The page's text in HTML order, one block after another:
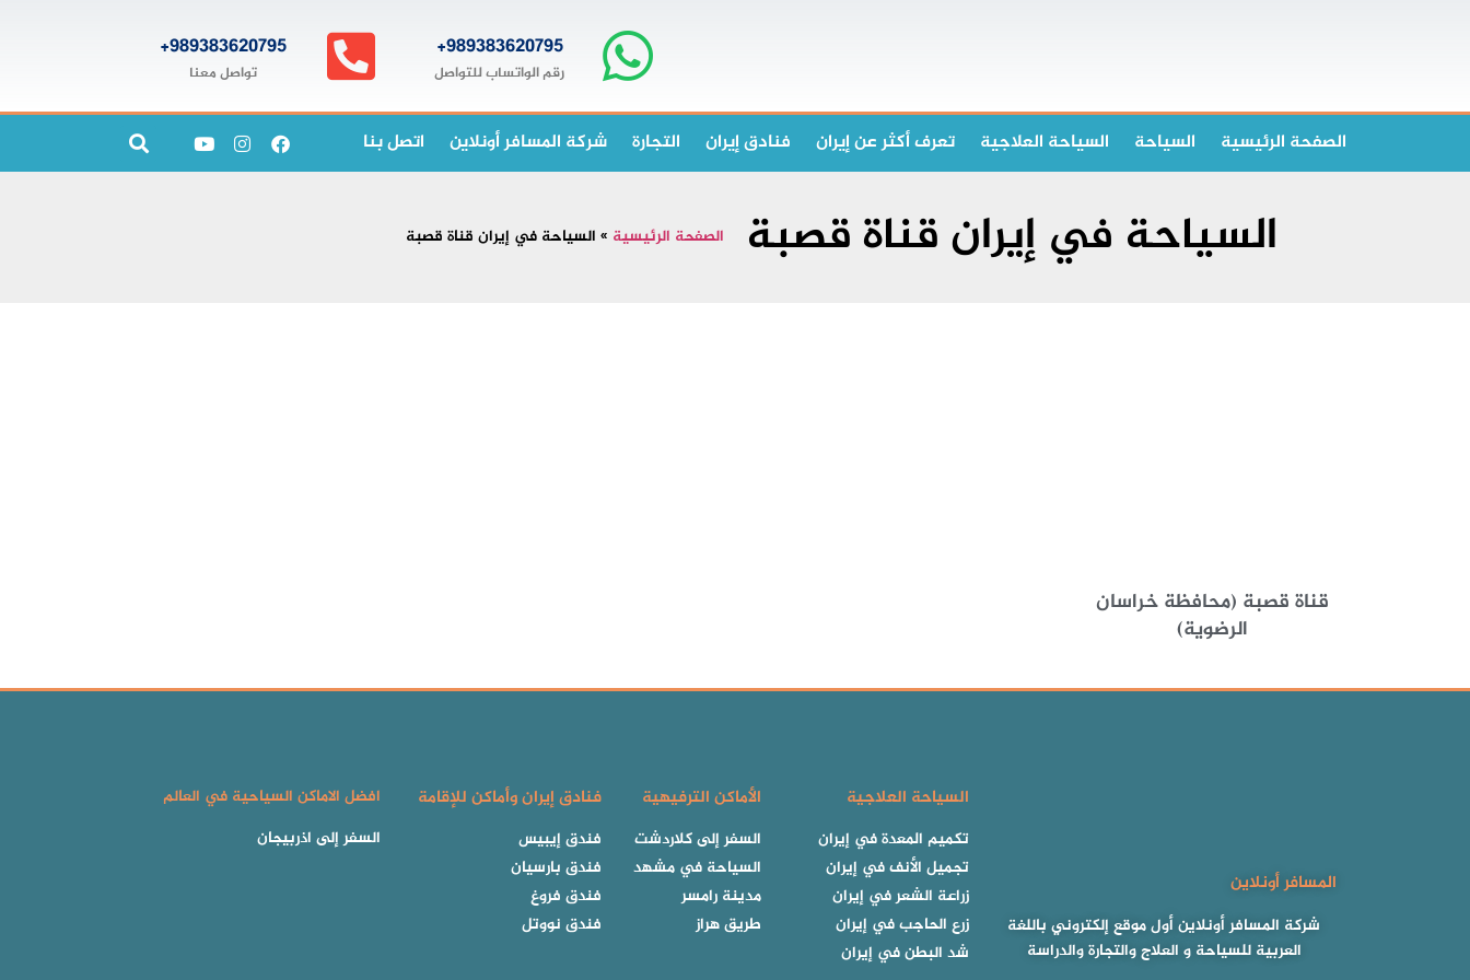
989383620795+
رقم الواتساب للتواصل
989383620795+
تواصل معنا
الصفحة الرئیسیة السياحة السياحة العلاجية تعرف أكثر عن إيران فنادق إيران التجارة شركة المسافر أونلاين اتصل بنا
السياحة في إيران قناة قصبة الصفحة الرئيسية » السياحة في إيران قناة قصبة
قناة قصبة (محافظة خراسان
الرضوية)
المسافر أونلاين
شركة المسافر أونلاين أول موقع إلكتروني باللغة
العربية للسياحة و العلاج والتجارة والدراسة
السياحة العلاجية
تكميم المعدة في إيران
تجميل الأنف في إيران
زراعة الشعر في إيران
زرع الحاجب في إيران
شد البطن في إيران
الأماكن الترفيهية
السفر إلى كلاردشت
السياحة في مشهد
مدينة رامسر
طريق هراز
فنادق إيران وأماكن للإقامة
فندق إيبيس
فندق بارسيان
فندق فروغ
فندق نووتل
افضل الاماكن السياحية في العالم
السفر إلى اذربيجان